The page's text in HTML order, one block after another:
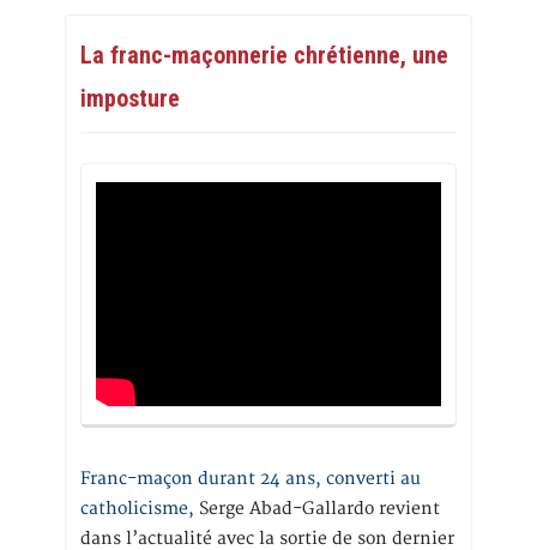
La franc-maçonnerie chrétienne, une
imposture
Franc-maçon durant 24 ans, converti au
catholicisme, Serge Abad-Gallardo revient
dans l’actualité avec la sortie de son dernier